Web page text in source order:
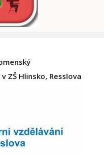
ZŠ Hlinsko, Resslova